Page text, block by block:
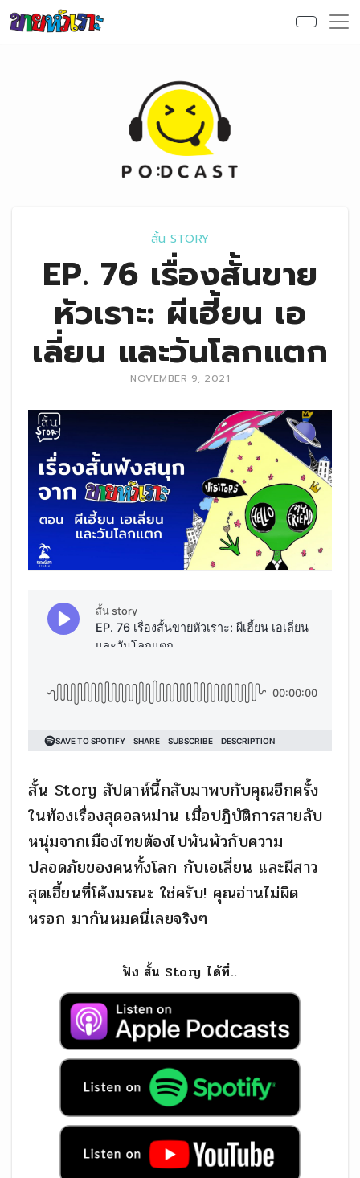
Skip to content
สั้น STORY
EP. 76 เรื่องสั้นขาย
หัวเราะ: ผีเฮี้ยน เอ
เลี่ยน และวันโลกแตก
NOVEMBER 9, 2021
สั้น Story สัปดาห์นี้กลับมาพบกับคุณอีกครั้ง
ในท้องเรื่องสุดอลหม่าน เมื่อปฎิบัติการสายลับ
หนุ่มจากเมืองไทยต้องไปพันพัวกับความ
ปลอดภัยของคนทั้งโลก กับเอเลี่ยน และผีสาว
สุดเฮี้ยนที่โค้งมรณะ ใช่ครับ! คุณอ่านไม่ผิด
หรอก มากันหมดนี่เลยจริงๆ
ฟัง สั้น Story ได้ที่..